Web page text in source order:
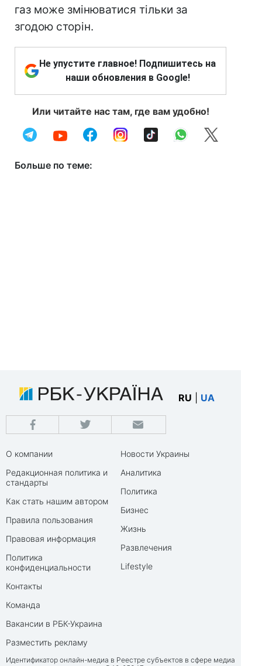
газ може змінюватися тільки за
згодою сторін.
Не упустите главное! Подпишитесь на
наши обновления в Google!
Или читайте нас там, где вам удобно!
Больше по теме:
RU UA
О компании
Редакционная политика и
стандарты
Как стать нашим автором
Правила пользования
Правовая информация
Политика
конфиденциальности
Контакты
Команда
Вакансии в РБК-Украина
Разместить рекламу
Новости Украины
Аналитика
Политика
Бизнес
Жизнь
Развлечения
Lifestyle
Идентификатор онлайн-медиа в Реестре субъектов в сфере медиа